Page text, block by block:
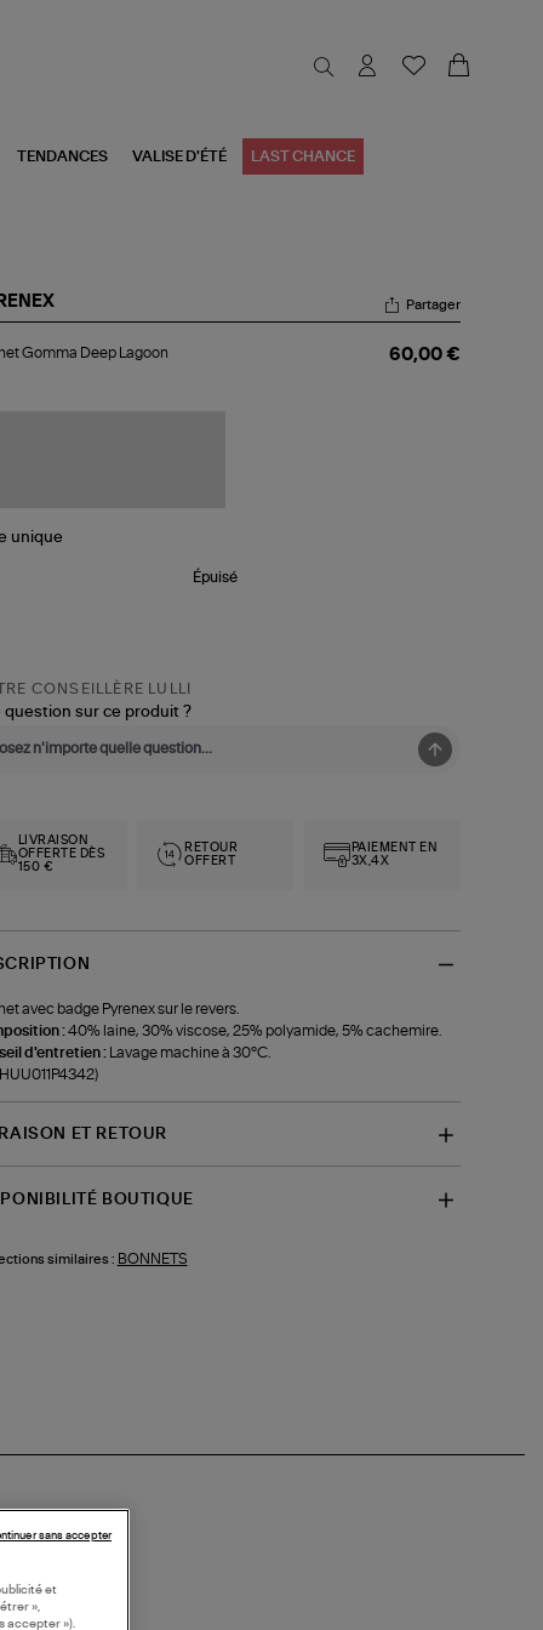
TENDANCES VALISE D'ÉTÉ LAST CHANCE
Partager
Gomma Deep Lagoon 60,00 €
unique
Épuisé
CONSEILLÈRE LULLI
question sur ce produit ?
LIVRAISON
OFFERTE DÈS
150 €
RETOUR
OFFERT
PAIEMENT EN
3X,4X
avec badge Pyrenex sur le revers.
:40% laine, 30% viscose, 25% polyamide, 5% cachemire.
d'entretien :
Lavage machine à 30°C.
ET RETOUR
BOUTIQUE
similaires : BONNETS
et
»,
accepter »).
sans accepter